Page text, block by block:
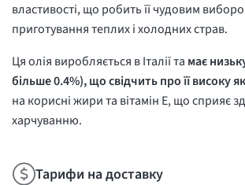
властивості, що робить її чудовим
приготування теплих і холодних страв.
Ця олія виробляється в Італії та має
більше 0.4%), що свідчить про її високу
на корисні жири та вітамін Е, що сприяє
харчуванню.
Тарифи на доставку